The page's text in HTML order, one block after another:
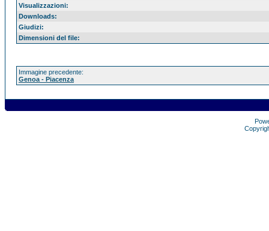
Visualizzazioni:
Downloads:
Giudizi:
Dimensioni del file:
Immagine precedente:
Genoa - Piacenza